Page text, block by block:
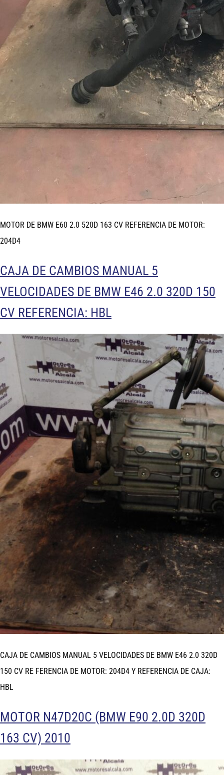
MOTOR DE BMW E60 2.0 520D 163 CV REFERENCIA DE MOTOR:
204D4
CAJA DE CAMBIOS MANUAL 5
VELOCIDADES DE BMW E46 2.0 320D 150
CV REFERENCIA: HBL
CAJA DE CAMBIOS MANUAL 5 VELOCIDADES DE BMW E46 2.0 320D
150 CV RE FERENCIA DE MOTOR: 204D4 Y REFERENCIA DE CAJA:
HBL
MOTOR N47D20C (BMW E90 2.0D 320D
163 CV) 2010